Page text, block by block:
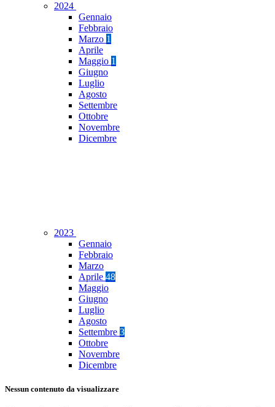
2024
Gennaio
Febbraio
Marzo 1
Aprile
Maggio 1
Giugno
Luglio
Agosto
Settembre
Ottobre
Novembre
Dicembre
2023
Gennaio
Febbraio
Marzo
Aprile 48
Maggio
Giugno
Luglio
Agosto
Settembre 3
Ottobre
Novembre
Dicembre
Nessun contenuto da visualizzare